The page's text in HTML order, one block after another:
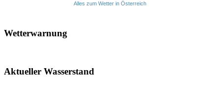
Alles zum Wetter in Österreich
Wetterwarnung
Aktueller Wasserstand